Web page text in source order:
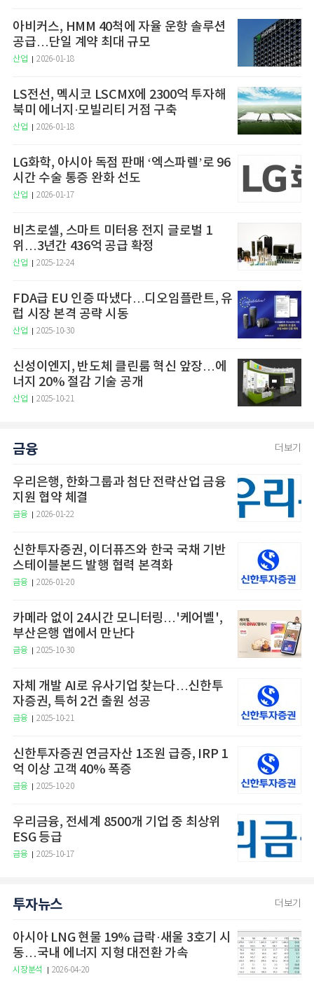
아비커스, HMM 40척에 자율 운항 솔루션
공급…단일 계약 최대 규모
산업 2026-01-18
LS전선, 멕시코 LSCMX에 2300억 투자해
북미 에너지·모빌리티 거점 구축
산업 2026-01-18
LG화학, 아시아 독점 판매 ‘엑스파렐’로 96
시간 수술 통증 완화 선도
산업 2026-01-17
비츠로셀, 스마트 미터용 전지 글로벌 1
위…3년간 436억 공급 확정
산업 2025-12-24
FDA급 EU 인증 따냈다…디오임플란트, 유
럽 시장 본격 공략 시동
산업 2025-10-30
신성이엔지, 반도체 클린룸 혁신 앞장…에
너지 20% 절감 기술 공개
산업 2025-10-21
금융 더보기
우리은행, 한화그룹과 첨단 전략산업 금융
지원 협약 체결
금융 2026-01-22
신한투자증권, 이더퓨즈와 한국 국채 기반
스테이블본드 발행 협력 본격화
금융 2026-01-20
카메라 없이 24시간 모니터링…'케어벨',
부산은행 앱에서 만난다
금융 2025-10-30
자체 개발 AI로 유사기업 찾는다…신한투
자증권, 특허 2건 출원 성공
금융 2025-10-21
신한투자증권 연금자산 1조원 급증, IRP 1
억 이상 고객 40% 폭증
금융 2025-10-20
우리금융, 전세계 8500개 기업 중 최상위
ESG 등급
금융 2025-10-17
투자뉴스 더보기
아시아 LNG 현물 19% 급락·새울 3호기 시
동…국내 에너지 지형 대전환 가속
시장분석 2026-04-20